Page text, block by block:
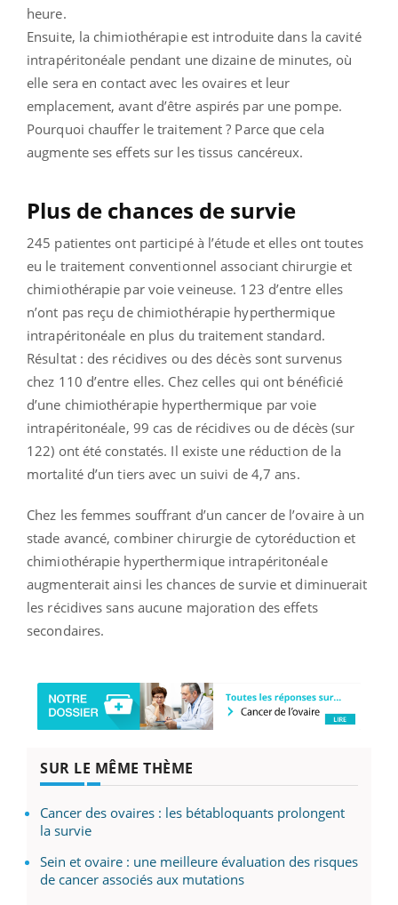
heure.
Ensuite, la chimiothérapie est introduite dans la cavité
intrapéritonéale pendant une dizaine de minutes, où
elle sera en contact avec les ovaires et leur
emplacement, avant d’être aspirés par une pompe.
Pourquoi chauffer le traitement ? Parce que cela
augmente ses effets sur les tissus cancéreux.
Plus de chances de survie
245 patientes ont participé à l’étude et elles ont toutes
eu le traitement conventionnel associant chirurgie et
chimiothérapie par voie veineuse. 123 d’entre elles
n’ont pas reçu de chimiothérapie hyperthermique
intrapéritonéale en plus du traitement standard.
Résultat : des récidives ou des décès sont survenus
chez 110 d’entre elles. Chez celles qui ont bénéficié
d’une chimiothérapie hyperthermique par voie
intrapéritonéale, 99 cas de récidives ou de décès (sur
122) ont été constatés. Il existe une réduction de la
mortalité d’un tiers avec un suivi de 4,7 ans.
Chez les femmes souffrant d’un cancer de l’ovaire à un
stade avancé, combiner chirurgie de cytoréduction et
chimiothérapie hyperthermique intrapéritonéale
augmenterait ainsi les chances de survie et diminuerait
les récidives sans aucune majoration des effets
secondaires.
SUR LE MÊME THÈME
Cancer des ovaires : les bétabloquants prolongent
la survie
Sein et ovaire : une meilleure évaluation des risques
de cancer associés aux mutations